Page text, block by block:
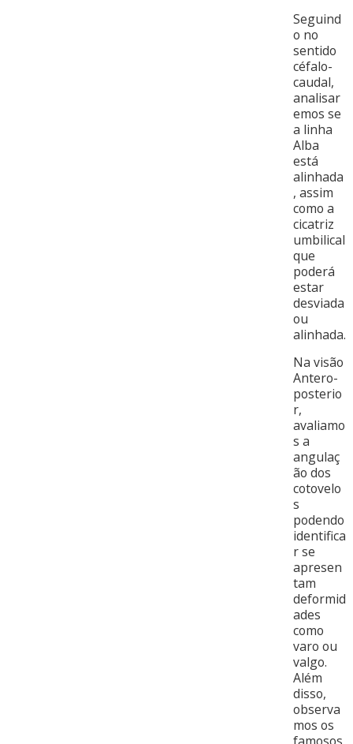
Seguind
o no
sentido
céfalo-
caudal,
analisar
emos se
a linha
Alba
está
alinhada
, assim
como a
cicatriz
umbilical
que
poderá
estar
desviada
ou
alinhada.
Na visão
Antero-
posterio
r,
avaliamo
s a
angulaç
ão dos
cotovelo
s
podendo
identifica
r se
apresen
tam
deformid
ades
como
varo ou
valgo.
Além
disso,
observa
mos os